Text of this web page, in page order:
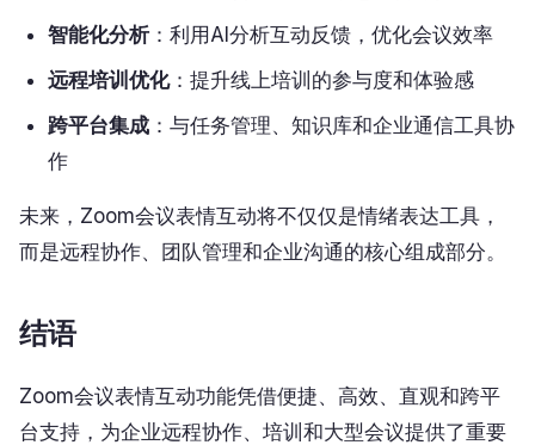
智能化分析：利用AI分析互动反馈，优化会议效率
远程培训优化：提升线上培训的参与度和体验感
跨平台集成 ：与任务管理、知识库和企业通信工具协
作
未来，Zoom会议表情互动将不仅仅是情绪表达工具，
而是远程协作、团队管理和企业沟通的核心组成部分。
结语
Zoom会议表情互动功能凭借便捷、高效、直观和跨平
台支持，为企业远程协作、培训和大型会议提供了重要